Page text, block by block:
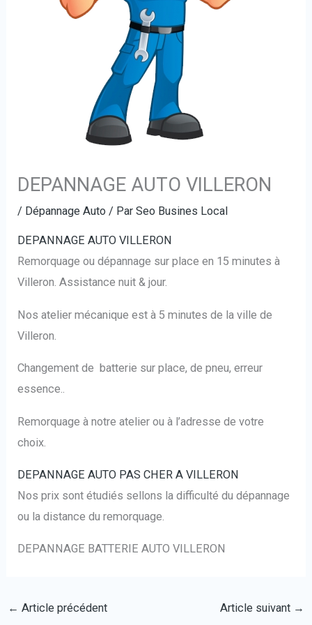
DEPANNAGE AUTO VILLERON
/ Dépannage Auto / ParSeo Busines Local
DEPANNAGE AUTO VILLERON
Remorquage ou dépannage sur place en 15 minutes à
Villeron. Assistance nuit & jour.
Nos atelier mécanique est à 5 minutes de la ville de
Villeron.
Changement de batterie sur place, de pneu, erreur
essence..
Remorquage à notre atelier ou à l’adresse de votre
choix.
DEPANNAGE AUTO PAS CHER A VILLERON
Nos prix sont étudiés sellons la difficulté du dépannage
ou la distance du remorquage.
DEPANNAGE BATTERIE AUTO VILLERON
← Article précédent Article suivant →